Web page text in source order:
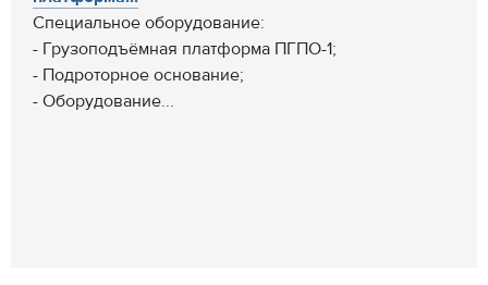
Специальное оборудование:
- Грузоподъёмная платформа ПГПО-1;
- Подроторное основание;
- Оборудование...